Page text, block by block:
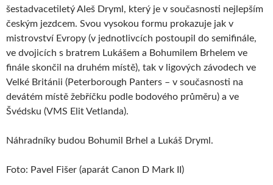
šestadvacetiletý Aleš Dryml, který je v současnosti nejlepším
českým jezdcem. Svou vysokou formu prokazuje jak v
mistrovství Evropy (v jednotlivcích postoupil do semifinále,
ve dvojicích s bratrem Lukášem a Bohumilem Brhelem ve
finále skončil na druhém místě), tak v ligových závodech ve
Velké Británii (Peterborough Panters – v současnosti na
devátém místě žebříčku podle bodového průměru) a ve
Švédsku (VMS Elit Vetlanda).
Náhradníky budou Bohumil Brhel a Lukáš Dryml.
Foto: Pavel Fišer (aparát Canon D Mark II)